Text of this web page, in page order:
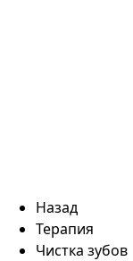
Назад
Терапия
Чистка зубов